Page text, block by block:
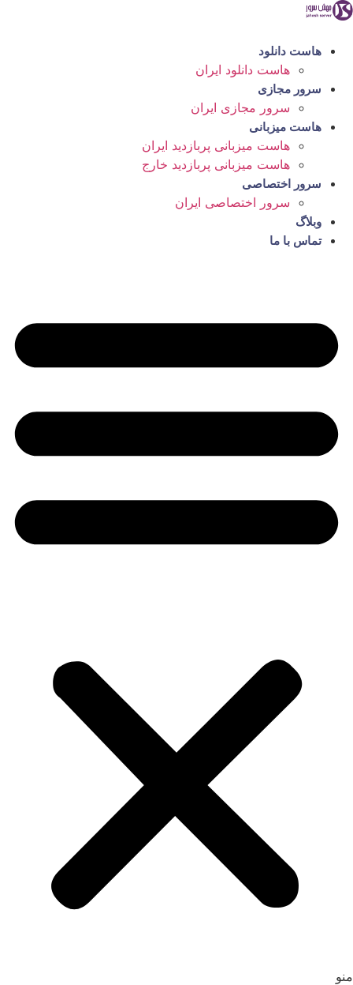
پرش
محتوا
هاست دانلود
هاست دانلود ایران
سرور مجازی
سرور مجازی ایران
هاست میزبانی
هاست میزبانی پربازدید ایران
هاست میزبانی پربازدید خارج
سرور اختصاصی
سرور اختصاصی ایران
وبلاگ
تماس با ما
منو